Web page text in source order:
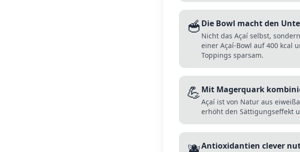
🥣Die Bowl macht den
Nicht das Açaí selbst,
einer Açaí-Bowl auf 400 kcal
Toppings sparsam.
💪Mit Magerquark
Açaí ist von Natur aus
erhöht den Sättigungseffekt
Antioxidantien clever